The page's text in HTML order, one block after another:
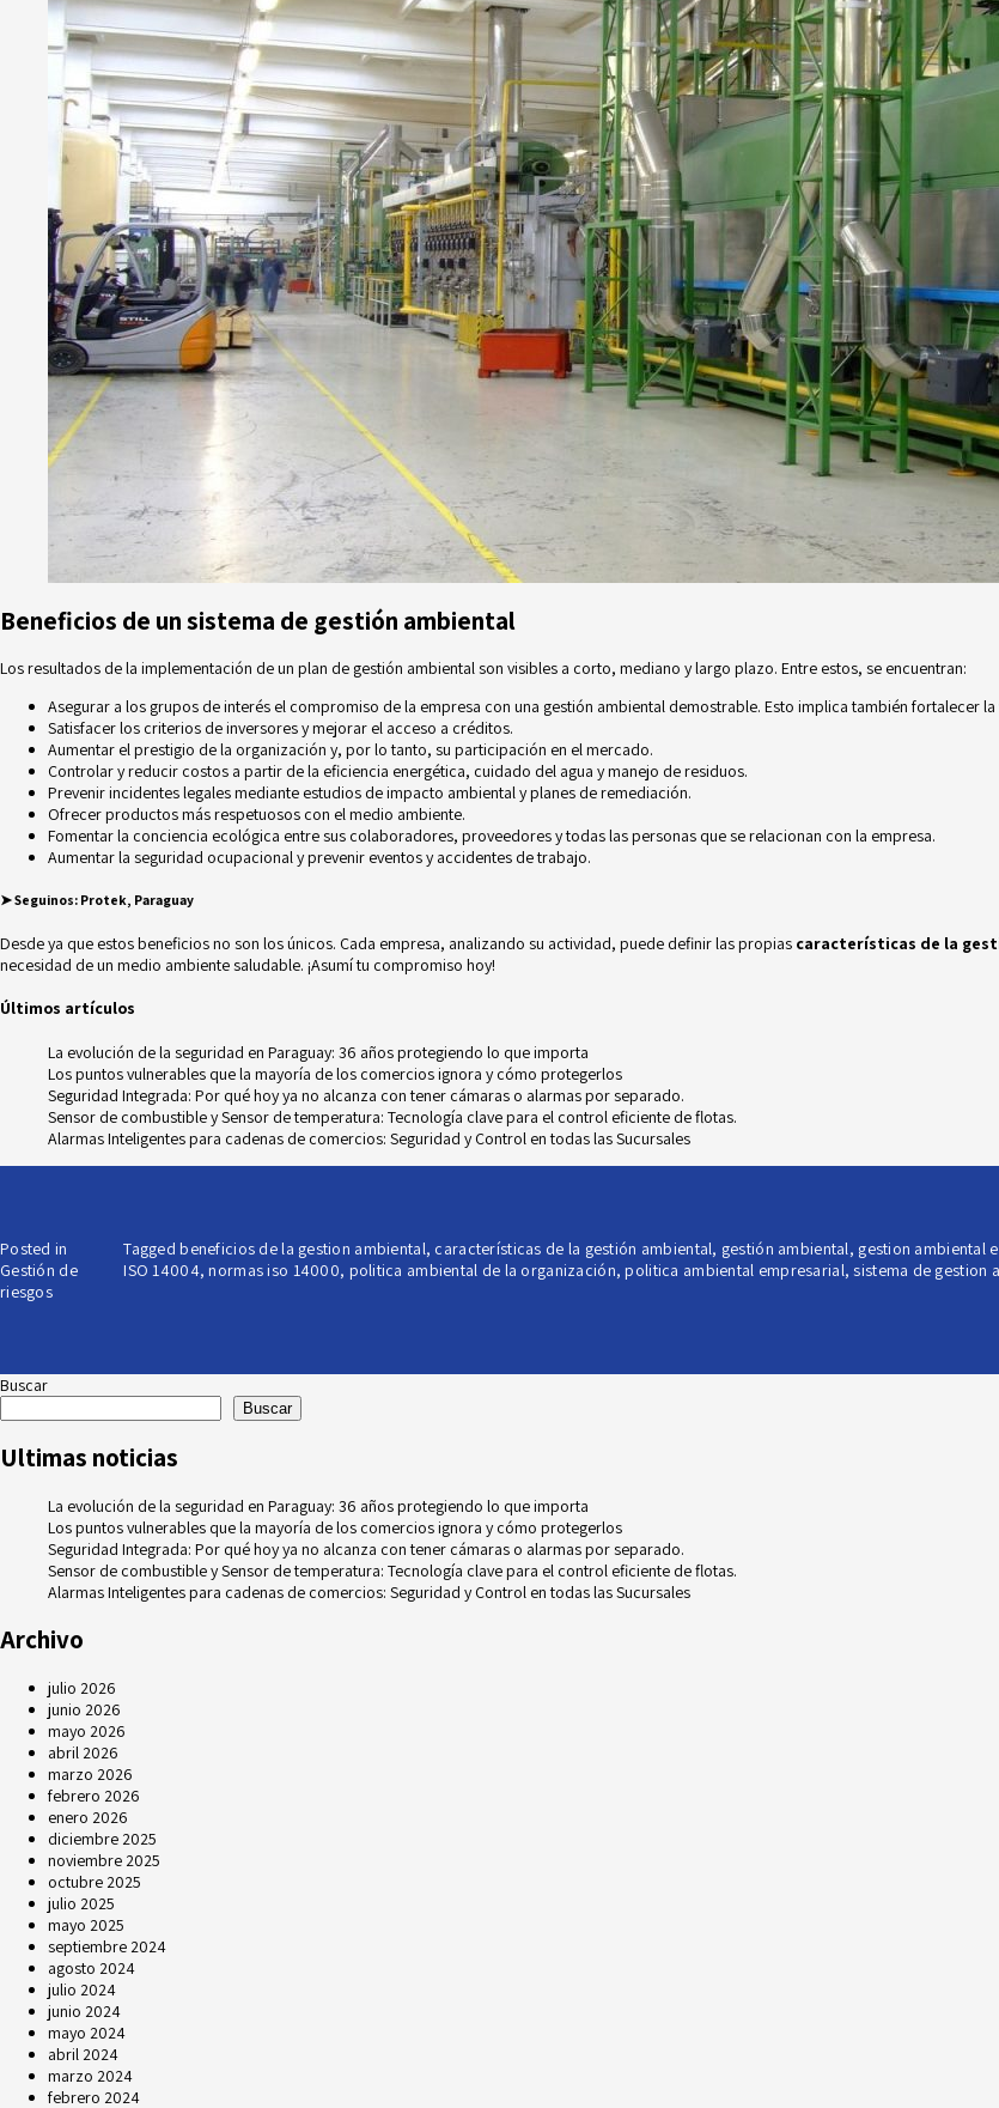
Beneficios de un sistema de gestión ambiental
Los resultados de la implementación de un plan de gestión ambiental son visibles a corto, mediano y largo plazo. Entre estos, se encuentran:
Asegurar a los grupos de interés el compromiso de la empresa con una gestión ambiental demostrable. Esto implica también fortalecer
Satisfacer los criterios de inversores y mejorar el acceso a créditos.
Aumentar el prestigio de la organización y, por lo tanto, su participación en el mercado.
Controlar y reducir costos a partir de la eficiencia energética, cuidado del agua y manejo de residuos.
Prevenir incidentes legales mediante estudios de impacto ambiental y planes de remediación.
Ofrecer productos más respetuosos con el medio ambiente.
Fomentar la conciencia ecológica entre sus colaboradores, proveedores y todas las personas que se relacionan con la empresa.
Aumentar la seguridad ocupacional y prevenir eventos y accidentes de trabajo.
➤Seguinos: Protek, Paraguay
Desde ya que estos beneficios no son los únicos. Cada empresa, analizando su actividad, puede definir las propias características de la
necesidad de un medio ambiente saludable. ¡Asumí tu compromiso hoy!
Últimos artículos
La evolución de la seguridad en Paraguay: 36 años protegiendo lo que importa
Los puntos vulnerables que la mayoría de los comercios ignora y cómo protegerlos
Seguridad Integrada: Por qué hoy ya no alcanza con tener cámaras o alarmas por separado.
Sensor de combustible y Sensor de temperatura: Tecnología clave para el control eficiente de flotas.
Alarmas Inteligentes para cadenas de comercios: Seguridad y Control en todas las Sucursales
Posted in
Gestión de
riesgos
Taggedbeneficios de la gestion ambiental, características de la gestión ambiental, gestión ambiental, gestion ambiental
ISO 14004,normas iso 14000, politica ambiental de la organización,politica ambiental empresarial,sistema de gestion
Buscar
Buscar
Ultimas noticias
La evolución de la seguridad en Paraguay: 36 años protegiendo lo que importa
Los puntos vulnerables que la mayoría de los comercios ignora y cómo protegerlos
Seguridad Integrada: Por qué hoy ya no alcanza con tener cámaras o alarmas por separado.
Sensor de combustible y Sensor de temperatura: Tecnología clave para el control eficiente de flotas.
Alarmas Inteligentes para cadenas de comercios: Seguridad y Control en todas las Sucursales
Archivo
julio 2026
junio 2026
mayo 2026
abril 2026
marzo 2026
febrero 2026
enero 2026
diciembre 2025
noviembre 2025
octubre 2025
julio 2025
mayo 2025
septiembre 2024
agosto 2024
julio 2024
junio 2024
mayo 2024
abril 2024
marzo 2024
febrero 2024